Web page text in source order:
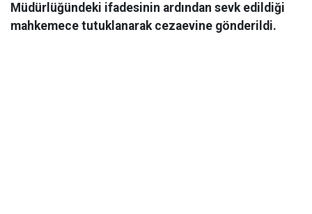
Müdürlüğündeki ifadesinin ardından sevk edildiği
mahkemece tutuklanarak cezaevine gönderildi.